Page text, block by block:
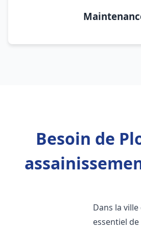
Besoin de
Dans la ville
essentiel